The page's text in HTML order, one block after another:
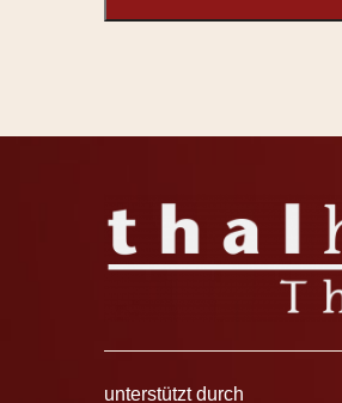
unterstützt durch